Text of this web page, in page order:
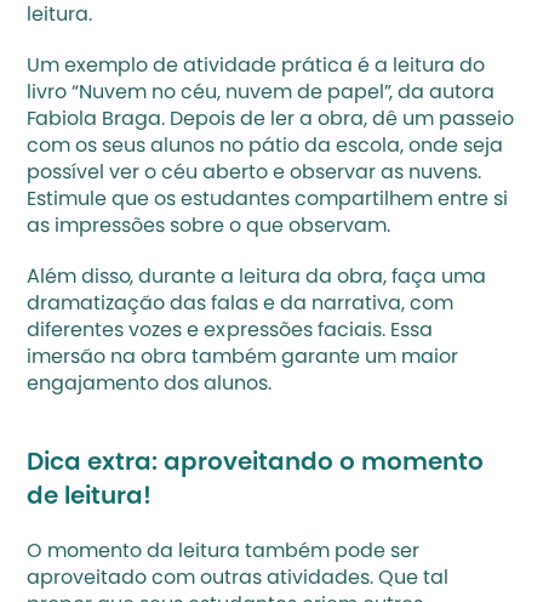
leitura.
Um exemplo de atividade prática é a leitura do
livro “Nuvem no céu, nuvem de papel”, da autora
Fabiola Braga. Depois de ler a obra, dê um passeio
com os seus alunos no pátio da escola, onde seja
possível ver o céu aberto e observar as nuvens.
Estimule que os estudantes compartilhem entre si
as impressões sobre o que observam.
Além disso, durante a leitura da obra, faça uma
dramatização das falas e da narrativa, com
diferentes vozes e expressões faciais. Essa
imersão na obra também garante um maior
engajamento dos alunos.
Dica extra: aproveitando o momento
de leitura!
O momento da leitura também pode ser
aproveitado com outras atividades. Que tal